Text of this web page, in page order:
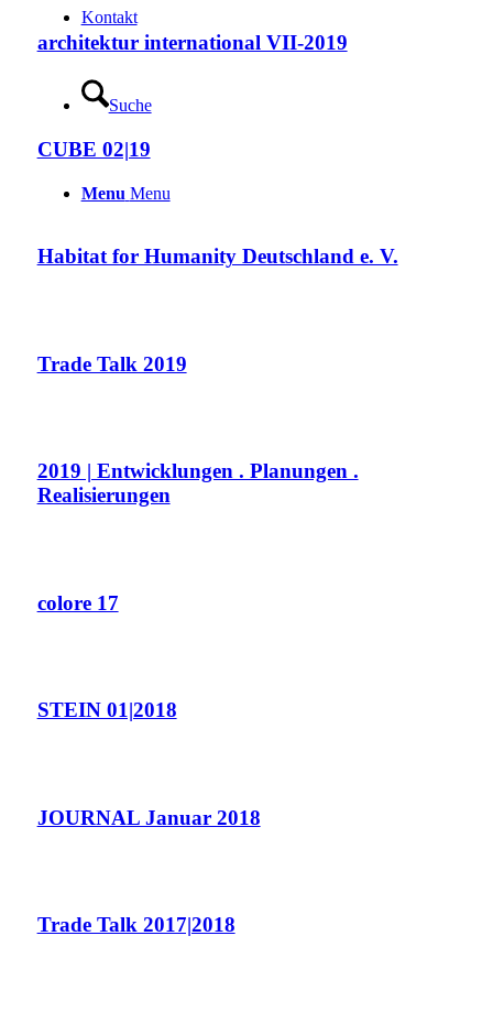
Kontakt
Suche
Menu Menu
architektur international VII-2019
CUBE 02|19
Habitat for Humanity Deutschland e. V.
Trade Talk 2019
2019 | Entwicklungen . Planungen .
Realisierungen
colore 17
STEIN 01|2018
JOURNAL Januar 2018
Trade Talk 2017|2018